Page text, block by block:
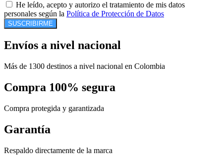
He leído, acepto y autorizo el tratamiento de mis datos
personales según la Política de Protección de Datos
SUSCRIBIRME
Envíos a nivel nacional
Más de 1300 destinos a nivel nacional en Colombia
Compra 100% segura
Compra protegida y garantizada
Garantía
Respaldo directamente de la marca